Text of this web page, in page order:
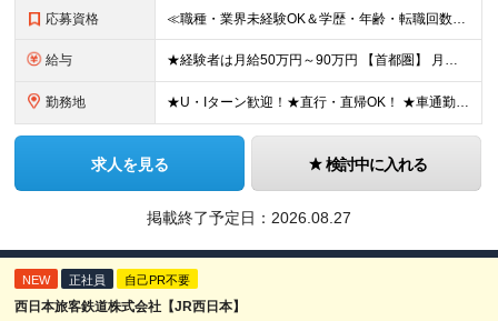
応募資格 ≪職種・業界未経験OK＆学歴・年齢・転職回数不問≫ ◆第二新卒歓迎 ◆社会人経験不問 ◆資格不問 ※新卒の方もご応募可能！ （待遇・募集要項等は別途ご案内いたします） ※入社時期は柔軟に対応します！半
給与 ★経験者は月給50万円～90万円 【首都圏】 月給30万1230円〜 ⇒基本22万7000円+地域6万4230円+皆勤1万円 【群馬/栃木/茨城】 月給28万1090円〜 ⇒基本23万4000円+
勤務地 ★U・Iターン歓迎！★直行・直帰OK！ ★車通勤可能のエリアもあり！★出張なしの働き方も可能 全国47都道府県の各プロジェクト（転勤なし！勤務地に対する希望も実現可能！） 「自宅から1時間以内で通え
求人を見る 検討中に入れる
掲載終了予定日： 2026.08.27
NEW 正社員 自己PR不要
西日本旅客鉄道株式会社【JR西日本】